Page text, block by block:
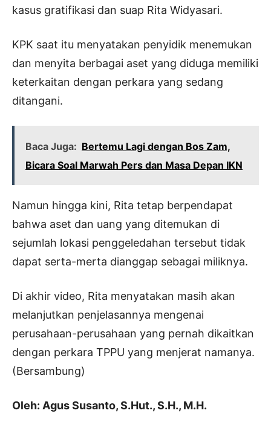
kasus gratifikasi dan suap Rita Widyasari.
KPK saat itu menyatakan penyidik menemukan
dan menyita berbagai aset yang diduga memiliki
keterkaitan dengan perkara yang sedang
ditangani.
Baca Juga: Bertemu Lagi dengan Bos Zam,
Bicara Soal Marwah Pers dan Masa Depan IKN
Namun hingga kini, Rita tetap berpendapat
bahwa aset dan uang yang ditemukan di
sejumlah lokasi penggeledahan tersebut tidak
dapat serta-merta dianggap sebagai miliknya.
Di akhir video, Rita menyatakan masih akan
melanjutkan penjelasannya mengenai
perusahaan-perusahaan yang pernah dikaitkan
dengan perkara TPPU yang menjerat namanya.
(Bersambung)
Oleh: Agus Susanto, S.Hut., S.H., M.H.